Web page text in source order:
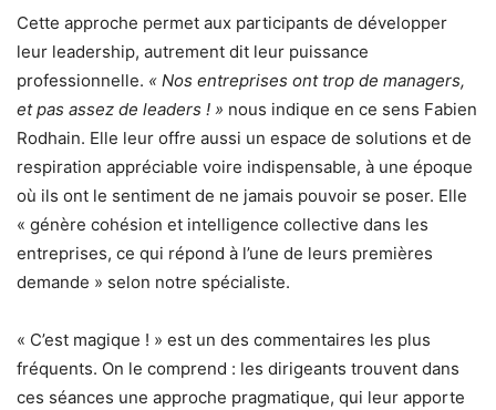
Cette approche permet aux participants de développer
leur leadership, autrement dit leur puissance
professionnelle. « Nos entreprises ont trop de managers,
et pas assez de leaders ! » nous indique en ce sens Fabien
Rodhain. Elle leur offre aussi un espace de solutions et de
respiration appréciable voire indispensable, à une époque
où ils ont le sentiment de ne jamais pouvoir se poser. Elle
« génère cohésion et intelligence collective dans les
entreprises, ce qui répond à l’une de leurs premières
demande » selon notre spécialiste.
« C’est magique ! » est un des commentaires les plus
fréquents. On le comprend : les dirigeants trouvent dans
ces séances une approche pragmatique, qui leur apporte